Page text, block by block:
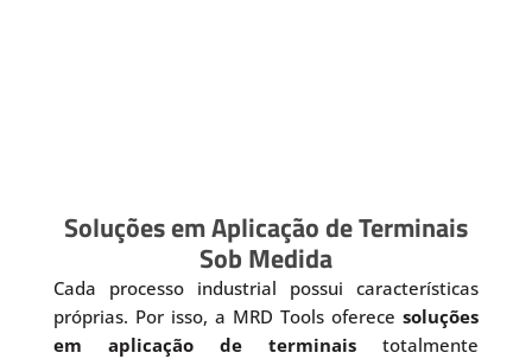
Soluções em Aplicação de Terminais
Sob Medida
Cada processo industrial possui características
próprias. Por isso, a MRD Tools oferecesoluções
em aplicação de terminais totalmente